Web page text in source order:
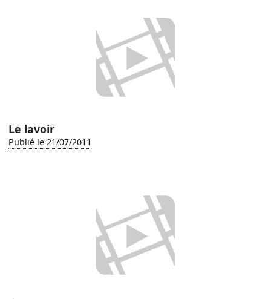
Le lavoir
Publié le 21/07/2011